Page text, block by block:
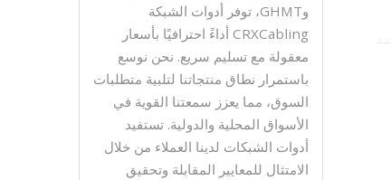
وGHMT، توفر أدوات الشبكة
CRXCabling أداءً احترافيًا بأسعار
معقولة مع تسليم سريع. نحن نوسع
باستمرار نطاق منتجاتنا لتلبية متطلبات
السوق، مما يعزز سمعتنا القوية في
الأسواق المحلية والدولية. تستفيد
أدوات الشبكات لدينا العملاء من خلال
الامتثال للمعايير المقابلة وتحقيق